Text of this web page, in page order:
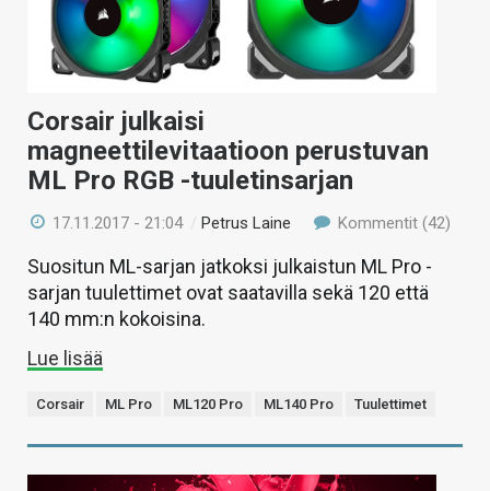
Corsair julkaisi
magneettilevitaatioon perustuvan
ML Pro RGB -tuuletinsarjan
17.11.2017 - 21:04 /Petrus Laine Kommentit (42)
Suositun ML-sarjan jatkoksi julkaistun ML Pro -
sarjan tuulettimet ovat saatavilla sekä 120 että
140 mm:n kokoisina.
Lue lisää
Corsair ML Pro ML120 Pro ML140 Pro Tuulettimet